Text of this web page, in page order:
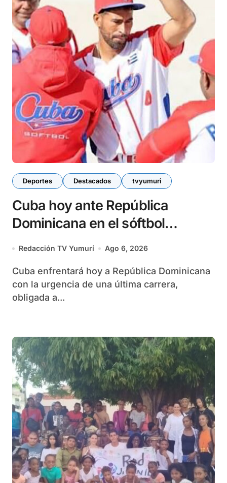
Deportes Destacados tvyumuri
Cuba hoy ante República
Dominicana en el sóftbol
centrocaribeño
Redacción TV Yumurí Ago 6, 2026
Cuba enfrentará hoy a República Dominicana
con la urgencia de una última carrera,
obligada a...